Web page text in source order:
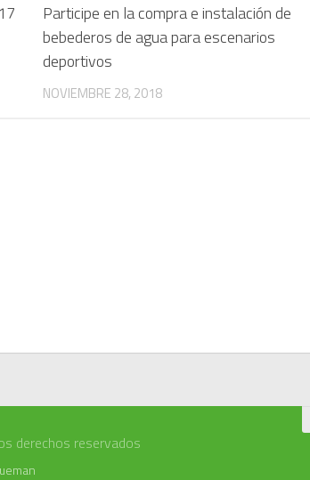
Participe en la compra e instalación de
bebederos de agua para escenarios
deportivos
NOVIEMBRE 28, 2018
derechos reservados